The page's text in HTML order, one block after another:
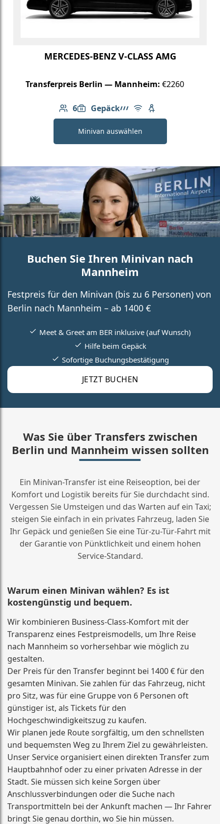
MERCEDES-BENZ V-CLASS AMG
Transferpreis Berlin — Mannheim: €2260
6
Anzahl der Passagiere: 6
Gepäck
6: Gepäck AMG Linie
Kostenloses WLAN
Kindersitz
Minivan auswählen
Buchen Sie Ihren Minivan nach
Mannheim
Festpreis für den Minivan (bis zu 6 Personen) von
Berlin nach Mannheim – ab 1400 €
JETZT BUCHEN
Meet & Greet am BER inklusive (auf Wunsch)
Hilfe beim Gepäck
Sofortige Buchungsbestätigung
Was Sie über Transfers zwischen
Berlin und Mannheim wissen sollten
Ein Minivan-Transfer ist eine Reiseoption, bei der
Komfort und Logistik bereits für Sie durchdacht sind.
Vergessen Sie Umsteigen und das Warten auf ein Taxi;
steigen Sie einfach in ein privates Fahrzeug, laden Sie
Ihr Gepäck und genießen Sie eine Tür-zu-Tür-Fahrt mit
der Garantie von Pünktlichkeit und einem hohen
Service-Standard.
Warum einen Minivan wählen? Es ist
kostengünstig und bequem.
Wir kombinieren Business-Class-Komfort mit der
Transparenz eines Festpreismodells, um Ihre Reise
nach Mannheim so vorhersehbar wie möglich zu
gestalten.
Der Preis für den Transfer beginnt bei 1400 € für den
gesamten Minivan. Sie zahlen für das Fahrzeug, nicht
pro Sitz, was für eine Gruppe von 6 Personen oft
günstiger ist, als Tickets für den
Hochgeschwindigkeitszug zu kaufen.
Wir planen jede Route sorgfältig, um den schnellsten
und bequemsten Weg zu Ihrem Ziel zu gewährleisten.
Unser Service organisiert einen direkten Transfer zum
Hauptbahnhof oder zu einer privaten Adresse in der
Stadt. Sie müssen sich keine Sorgen über
Anschlussverbindungen oder die Suche nach
Transportmitteln bei der Ankunft machen — Ihr Fahrer
bringt Sie genau dorthin, wo Sie hin müssen.